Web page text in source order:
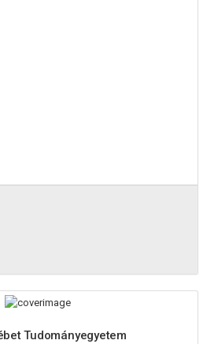
Tudományegyetem